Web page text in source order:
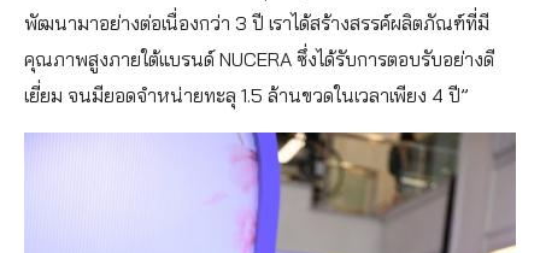
พัฒนามาอย่างต่อเนื่องกว่า 3 ปี เราได้สร้างสรรค์ผลิตภัณฑ์ที่มี
คุณภาพสูงภายใต้แบรนด์ NUCERA ซึ่งได้รับการตอบรับอย่างดี
เยี่ยม จนมียอดจำหน่ายทะลุ 1.5 ล้านขวดในเวลาเพียง 4 ปี”